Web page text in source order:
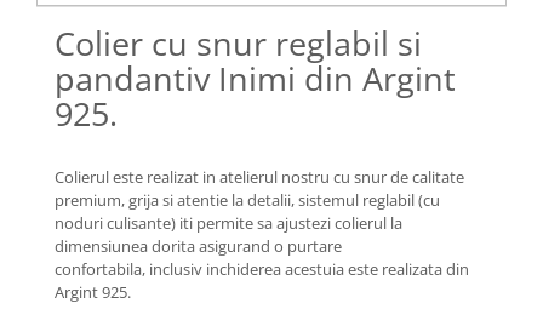
Coliere cu Cruce
Coliere cu Stea
Coliere cu Soare
Coliere cu Semilună
Coliere cu Flori
Coliere cu Animale
Coliere cu Molecule
Coliere Diverse
BRĂȚĂRI
Colier cu snur reglabil si
pandantiv Inimi din Argint
925.
Colierul este realizat in atelierul nostru cu snur de calitate
premium, grija si atentie la detalii, sistemul reglabil (cu
noduri culisante) iti permite sa ajustezi colierul la
dimensiunea dorita asigurand o purtare
confortabila, inclusiv inchiderea acestuia este realizata din
Argint 925.